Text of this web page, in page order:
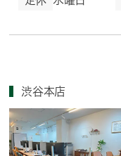
渋谷本店